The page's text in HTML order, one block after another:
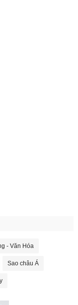
- Văn Hóa
Sao châu Á